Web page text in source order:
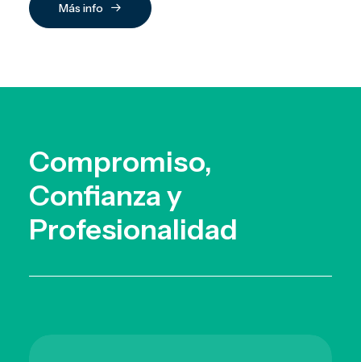
Más info
Compromiso,
Confianza y
Profesionalidad